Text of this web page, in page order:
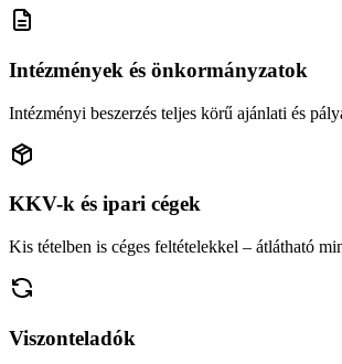
Intézmények és önkormányzatok
Intézményi beszerzés teljes körű ajánlati és
KKV-k és ipari cégek
Kis tételben is céges feltételekkel – átlátható
Viszonteladók